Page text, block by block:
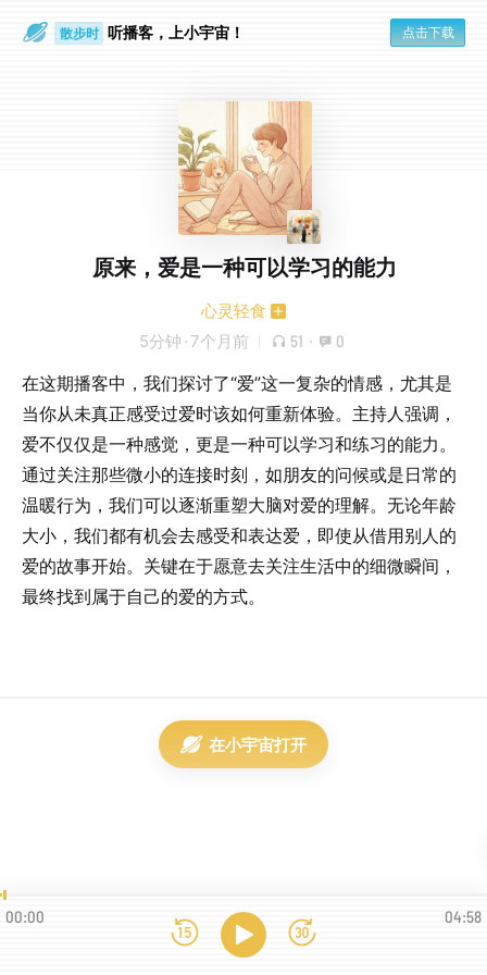
散步时 听播客，上小宇宙！ 点击下载
原来，爱是一种可以学习的能力
心灵轻食
5分钟 · 7个月前 51 · 0
在这期播客中，我们探讨了“爱”这一复杂的情感，尤其是
当你从未真正感受过爱时该如何重新体验。主持人强调，
爱不仅仅是一种感觉，更是一种可以学习和练习的能力。
通过关注那些微小的连接时刻，如朋友的问候或是日常的
温暖行为，我们可以逐渐重塑大脑对爱的理解。无论年龄
大小，我们都有机会去感受和表达爱，即使从借用别人的
爱的故事开始。关键在于愿意去关注生活中的细微瞬间，
最终找到属于自己的爱的方式。
在小宇宙打开
00:00 04:58